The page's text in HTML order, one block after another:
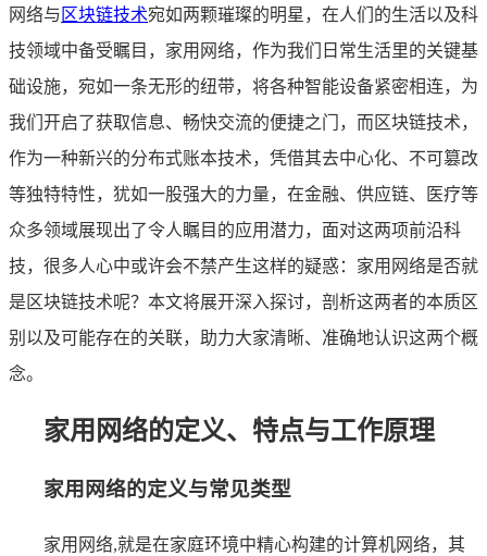
网络与 区块链技术宛如两颗璀璨的明星，在人们的生活以及科
技领域中备受瞩目，家用网络，作为我们日常生活里的关键基
础设施，宛如一条无形的纽带，将各种智能设备紧密相连，为
我们开启了获取信息、畅快交流的便捷之门，而区块链技术，
作为一种新兴的分布式账本技术，凭借其去中心化、不可篡改
等独特特性，犹如一股强大的力量，在金融、供应链、医疗等
众多领域展现出了令人瞩目的应用潜力，面对这两项前沿科
技，很多人心中或许会不禁产生这样的疑惑：家用网络是否就
是区块链技术呢？本文将展开深入探讨，剖析这两者的本质区
别以及可能存在的关联，助力大家清晰、准确地认识这两个概
念。
家用网络的定义、特点与工作原理
家用网络的定义与常见类型
家用网络,就是在家庭环境中精心构建的计算机网络，其